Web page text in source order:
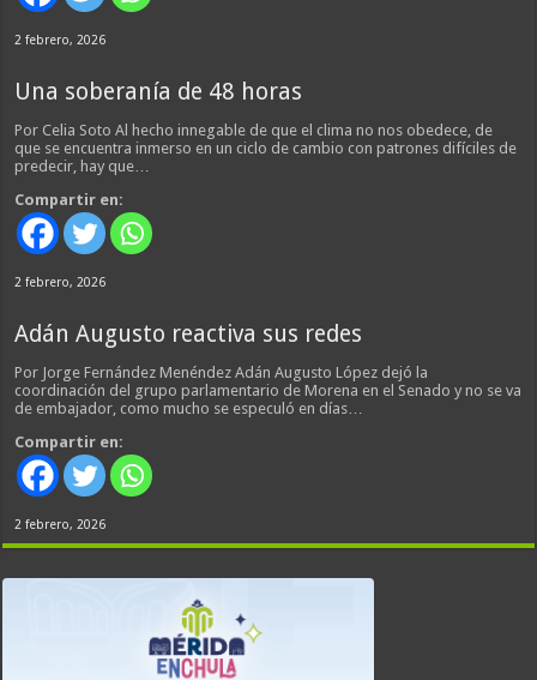
2 febrero, 2026
Una soberanía de 48 horas
Por Celia Soto Al hecho innegable de que el clima no nos obedece, de
que se encuentra inmerso en un ciclo de cambio con patrones difíciles de
predecir, hay que…
Compartir en:
2 febrero, 2026
Adán Augusto reactiva sus redes
Por Jorge Fernández Menéndez Adán Augusto López dejó la
coordinación del grupo parlamentario de Morena en el Senado y no se va
de embajador, como mucho se especuló en días…
Compartir en:
2 febrero, 2026